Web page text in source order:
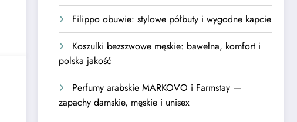
Filippo obuwie: stylowe półbuty i wygodne kapcie
Koszulki bezszwowe męskie: bawełna, komfort i
polska jakość
Perfumy arabskie MARKOVO i Farmstay —
zapachy damskie, męskie i unisex